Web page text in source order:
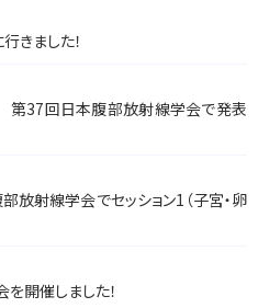
きました！
第37回日本腹部放射線学会で発表
射線学会でセッション1（子宮・卵
開催しました！